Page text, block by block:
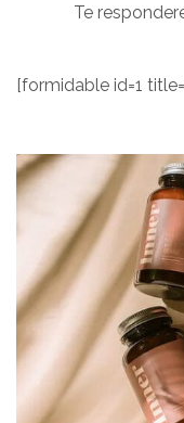
Te
[formidable id=1